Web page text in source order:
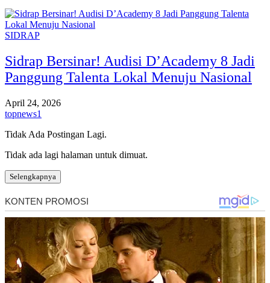
SIDRAP
Sidrap Bersinar! Audisi D’Academy 8 Jadi
Panggung Talenta Lokal Menuju Nasional
April 24, 2026
topnews1
Tidak Ada Postingan Lagi.
Tidak ada lagi halaman untuk dimuat.
Selengkapnya